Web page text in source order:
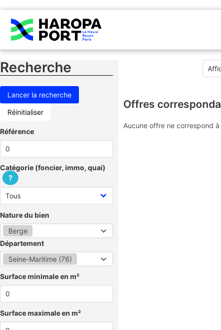
Recherche
Réinitialiser
Référence
Catégorie (foncier, immo, quai)
?
Nature du bien
Berge
Département
Seine-Maritime (76)
Surface minimale en m²
Surface maximale en m²
Offres
Aucune offre ne correspond